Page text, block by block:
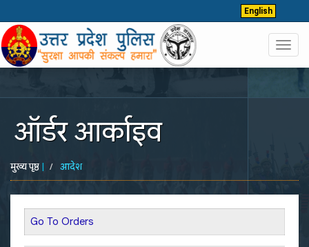
English
ऑर्डर आर्काइव
मुख्य पृष्ठ | आदेश
Go To Orders